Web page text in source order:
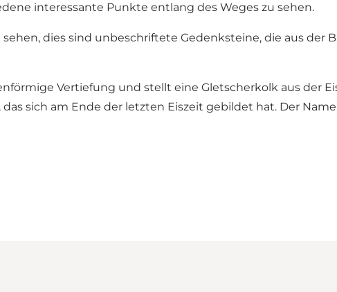
interessante Punkte entlang des Weges zu sehen.
dies sind unbeschriftete Gedenksteine, die aus
Vertiefung und stellt eine Gletscherkolk aus der
sich am Ende der letzten Eiszeit gebildet hat. Der